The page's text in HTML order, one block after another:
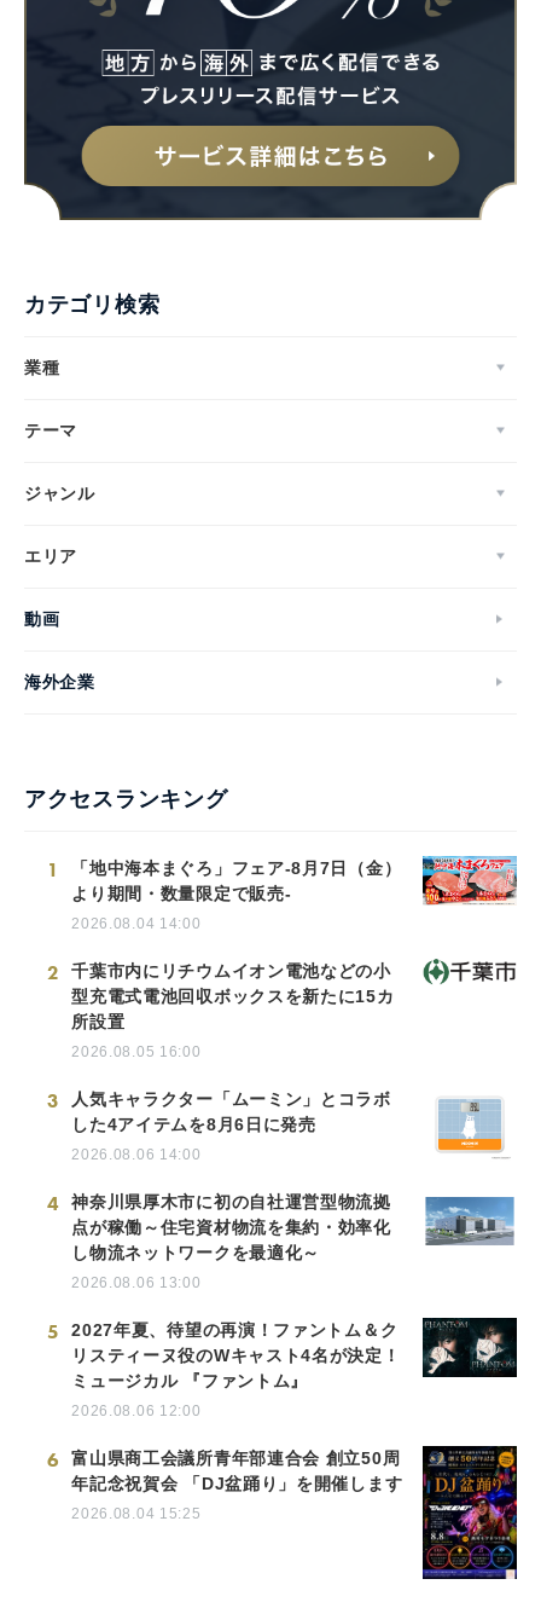
カテゴリ検索
業種
テーマ
ジャンル
エリア
動画
海外企業
アクセスランキング
1
「地中海本まぐろ」フェア-8月7日（金）
より期間・数量限定で販売-
2026.08.04 14:00
2
千葉市内にリチウムイオン電池などの小
型充電式電池回収ボックスを新たに15カ
所設置
2026.08.05 16:00
3
人気キャラクター「ムーミン」とコラボ
した4アイテムを8月6日に発売
2026.08.06 14:00
4
神奈川県厚木市に初の自社運営型物流拠
点が稼働～住宅資材物流を集約・効率化
し物流ネットワークを最適化～
2026.08.06 13:00
5
2027年夏、待望の再演！ファントム＆ク
リスティーヌ役のWキャスト4名が決定！
ミュージカル 『ファントム』
2026.08.06 12:00
6
富山県商工会議所青年部連合会 創立50周
年記念祝賀会 「DJ盆踊り」を開催します
2026.08.04 15:25
English